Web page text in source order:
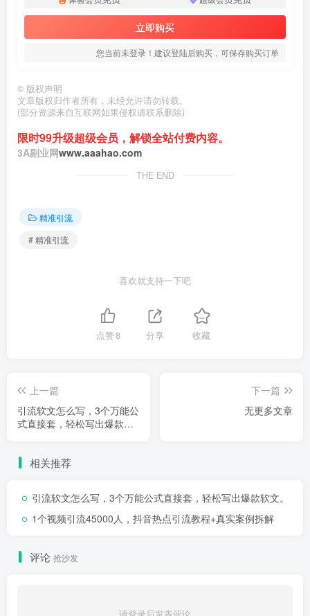
立即购买
您当前未登录！建议登陆后购买，可保存购买订单
© 版权声明
文章版权归作者所有，未经允许请勿转载。
(部分资源来自互联网如果侵权请联系删除)
限时99升级超级会员，解锁全站付费内容。
3A副业网www.aaahao.com
THE END
精准引流
# 精准引流
喜欢就支持一下吧
点赞8 分享 收藏
上一篇
引流软文怎么写，3个万能公
式直接套，轻松写出爆款软
下一篇
无更多文章
相关推荐
引流软文怎么写，3个万能公式直接套，轻松写出爆款软文。
1个视频引流45000人，抖音热点引流教程+真实案例拆解
评论 抢沙发